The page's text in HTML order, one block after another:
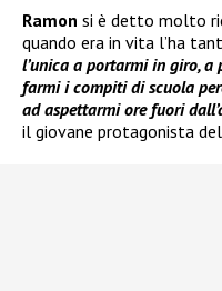
Ramon si è detto molto
quando era in vita l’ha
l’unica a portarmi in giro, a
farmi i compiti di scuola
ad aspettarmi ore fuori
il giovane protagonista del